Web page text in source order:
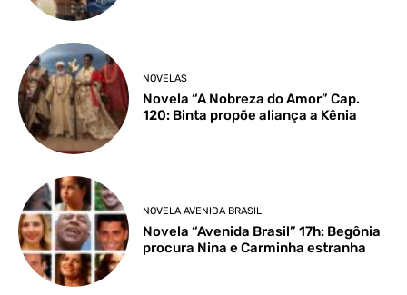
NOVELAS
Novela “A Nobreza do Amor” Cap.
120: Binta propõe aliança a Kênia
NOVELA AVENIDA BRASIL
Novela “Avenida Brasil” 17h: Begônia
procura Nina e Carminha estranha